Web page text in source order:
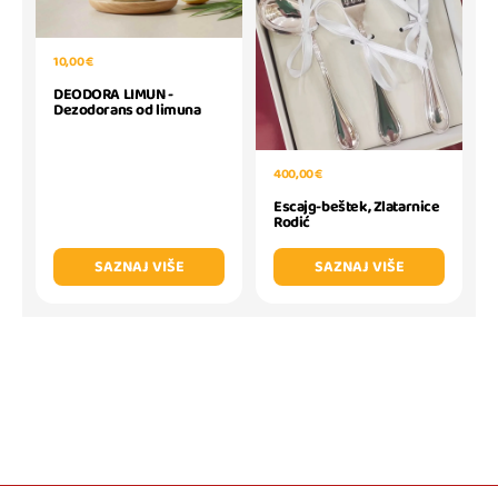
10,00 €
DEODORA LIMUN -
Dezodorans od limuna
SAZNAJ VIŠE
400,00 €
Escajg-beštek, Zlatarnice
Rodić
SAZNAJ VIŠE